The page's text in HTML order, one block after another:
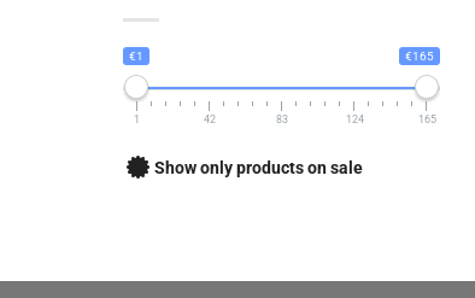
€1 €165
1 42 83 124 165
Show only products on sale